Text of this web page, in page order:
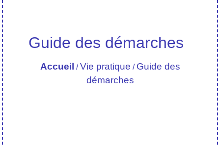
Guide des démarches
Accueil /Vie pratique / Guide des
démarches